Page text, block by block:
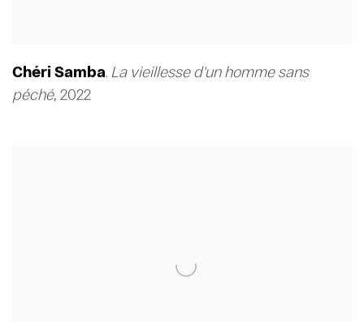
Chéri Samba, La vieillesse d'un homme sans
péché, 2022